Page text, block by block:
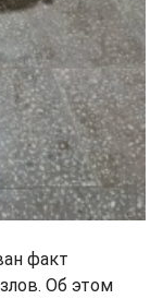
факт
Об этом